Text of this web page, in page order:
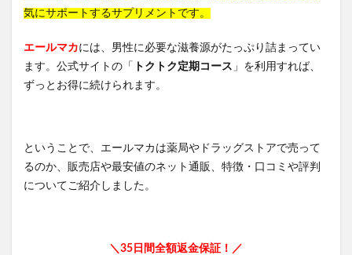
気にサポートするサプリメントです。
エールマカには、男性に必要な滋養源がたっぷり詰まってい
ます。公式サイトの「
トクトク定期コース 」を利用すれば、
ずっとお得に続けられます。
ということで、エールマカは薬局やドラッグストアで売って
るのか、販売店や最安値のネット通販、特徴・口コミや評判
についてご紹介しました。
＼35日間全額返金保証！／